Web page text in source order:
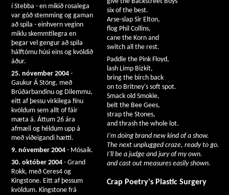
í Stebba - en mikið rosalega
var góð stemming og gaman
að spila - einhvern veginn
miklu skemmtilegra en
þegar vel gengur að spila
hálftómu húsi eins og kvöldið
áður.
25. nóvember 2004 -
Gaukur Á Stöng, með
Brúðarbandinu og Dilemmu,
eitt af þessu virkilega fínu
kvöldum sem allt of fáir
mæta á. Áttum 26 ára
afmæli og héldum upp á
með viðeigandi hætti.
9. nóvember 2004 - Mósaík.
30. október 2004 - Grand
Rokk, með Ceres4 og
Kingstone. Eitt af þessum
kvöldum. Kingstone frá
six of the best.
Arse-slap Sir Elton,
flog Phil Collins,
cane the Korn and
switch all the rest.
Paddle the Pink Floyd,
lash Limp Bizkit,
bring the birch back
on to Britney's soft spot.
Smack old Smokie,
belt the Bee Gees,
strap the Stones,
and thrash the whole lot.
I'm doing brand new kind of a show.
The next unplugged craze, ready to go.
I'll be a judge and jury of my own.
and cast out measures easily shown.
Crap Poetry's Plastic Surgery